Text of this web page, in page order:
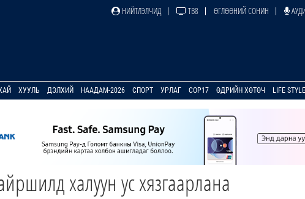
НИЙТЛЭЛЧИД ТВ8 ӨГЛӨӨНИЙ СОНИН
ХУУЛЬ ДЭЛХИЙ НААДАМ-2026 СПОРТ УРЛАГ COP17 ӨДРИЙН ХӨТӨЧ LIFE STYLE
халуун ус хязгаарлана